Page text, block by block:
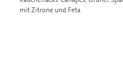
mit Zitrone und Feta